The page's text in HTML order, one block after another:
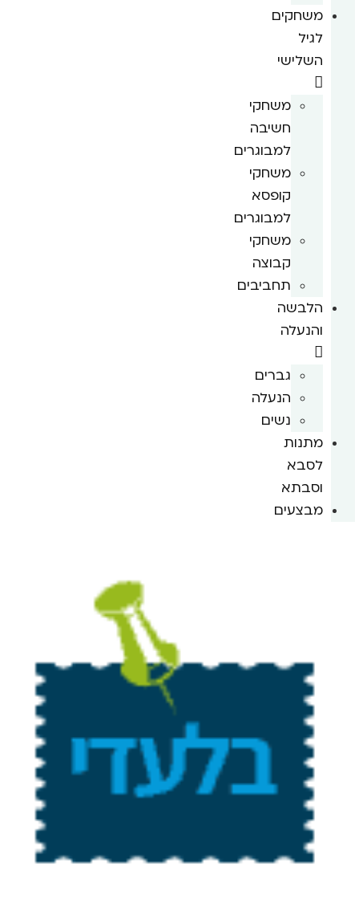
משחקים
לגיל
השלישי
משחקי
חשיבה
למבוגרים
משחקי
קופסא
למבוגרים
משחקי
קבוצה
תחביבים
הלבשה
והנעלה
גברים
הנעלה
נשים
מתנות
לסבא
וסבתא
מבצעים